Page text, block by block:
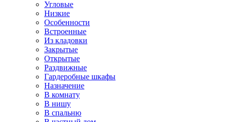
Угловые
Низкие
Особенности
Встроенные
Из кладовки
Закрытые
Открытые
Раздвижные
Гардеробные шкафы
Назначение
В комнату
В нишу
В спальню